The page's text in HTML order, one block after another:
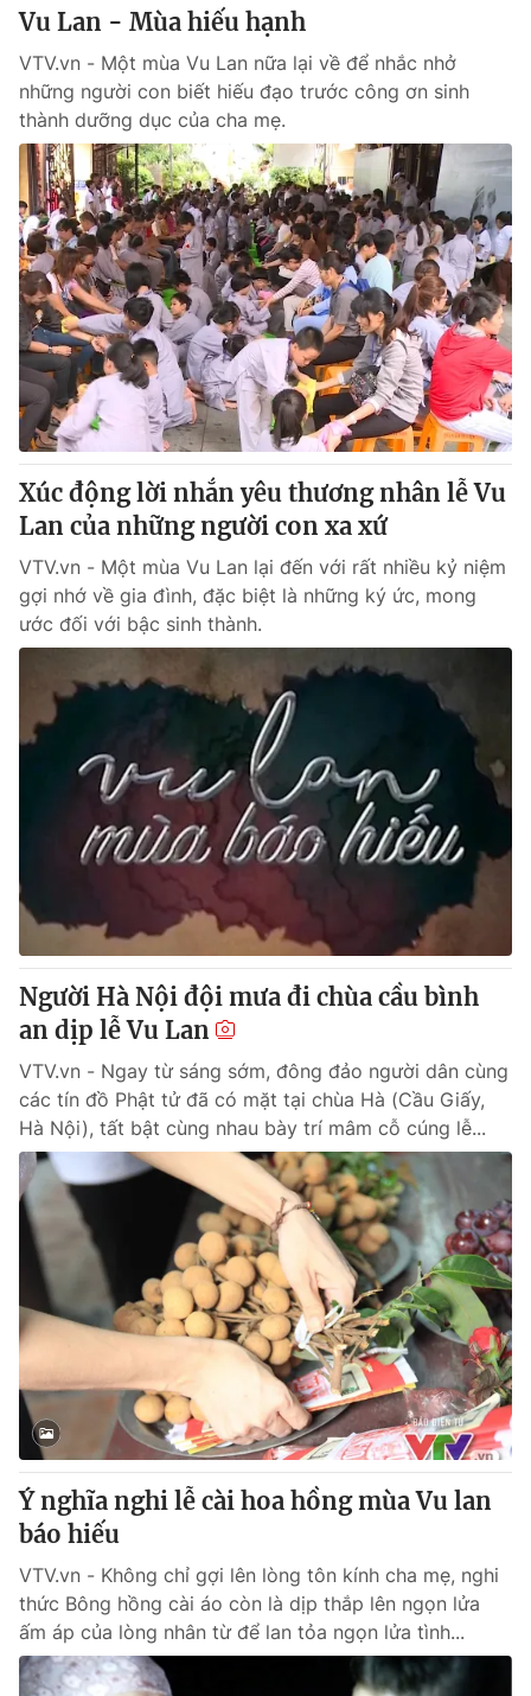
Vu Lan - Mùa hiếu hạnh
VTV.vn - Một mùa Vu Lan nữa lại về để nhắc nhở
những người con biết hiếu đạo trước công ơn sinh
thành dưỡng dục của cha mẹ.
Xúc động lời nhắn yêu thương nhân lễ Vu
Lan của những người con xa xứ
VTV.vn - Một mùa Vu Lan lại đến với rất nhiều kỷ niệm
gợi nhớ về gia đình, đặc biệt là những ký ức, mong
ước đối với bậc sinh thành.
Người Hà Nội đội mưa đi chùa cầu bình
an dịp lễ Vu Lan
VTV.vn - Ngay từ sáng sớm, đông đảo người dân cùng
các tín đồ Phật tử đã có mặt tại chùa Hà (Cầu Giấy,
Hà Nội), tất bật cùng nhau bày trí mâm cỗ cúng lễ...
Ý nghĩa nghi lễ cài hoa hồng mùa Vu lan
báo hiếu
VTV.vn - Không chỉ gợi lên lòng tôn kính cha mẹ, nghi
thức Bông hồng cài áo còn là dịp thắp lên ngọn lửa
ấm áp của lòng nhân từ để lan tỏa ngọn lửa tình...